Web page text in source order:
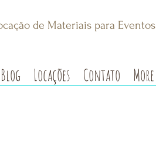
de Materiais para Eventos
Blog Locações Contato More